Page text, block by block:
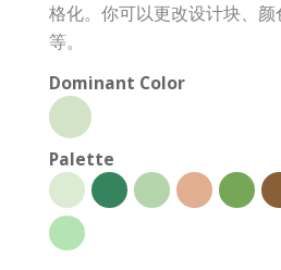
格化。你可以更改设计块、
等。
Dominant Color
Palette